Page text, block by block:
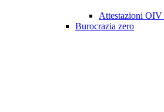
Attestazioni OIV
Burocrazia zero